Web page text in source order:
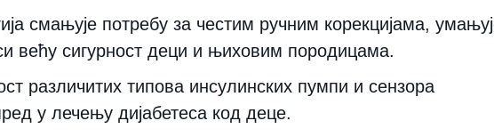
смањује потребу за честим ручним корекцијама,
већу сигурност деци и њиховим породицама.
различитих типова инсулинских пумпи и сензора
у лечењу дијабетеса код деце.